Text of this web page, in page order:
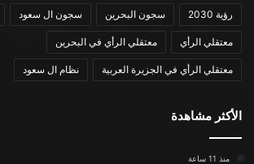
رؤية 2030 سجون البحرين سجون ال سعود
معتقلي الرأي معتقلي الرأي في البحرين
معتقلي الرأي في الجزيرة العربية نظام ال سعود
الأكثر مشاهدة
منذ 11 ساعة